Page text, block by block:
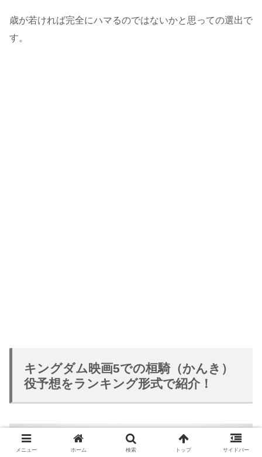
歳が若ければ完全にハマるのではないかと思っての選出で
す。
キングダム映画5での桓騎（かんき）
役予想をランキング形式で紹介！
メニュー ホーム 検索 トップ サイドバー